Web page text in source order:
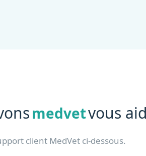
medvetvous
client MedVet ci-dessous.